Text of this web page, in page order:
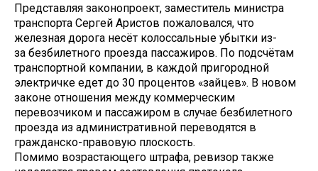
Представляя законопроект, заместитель министра
транспорта Сергей Аристов пожаловался, что
железная дорога несёт колоссальные убытки из-
за безбилетного проезда пассажиров. По подсчётам
транспортной компании, в каждой пригородной
электричке едет до 30 процентов «зайцев». В новом
законе отношения между коммерческим
перевозчиком и пассажиром в случае безбилетного
проезда из административной переводятся в
гражданско-правовую плоскость.
Помимо возрастающего штрафа, ревизор также